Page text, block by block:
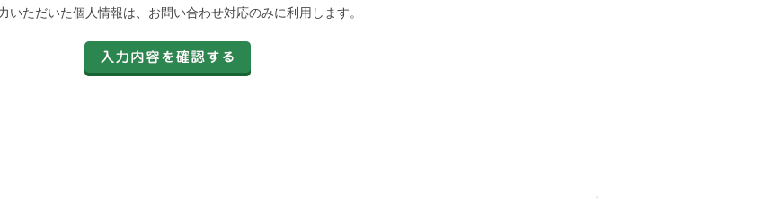
いただいた個人情報は、お問い合わせ対応のみに利用します。